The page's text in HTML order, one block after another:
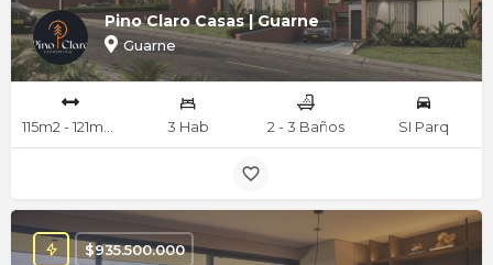
Pino Claro Casas | Guarne
Guarne
3 Hab 2 - 3 Baños SI Parq
$935.500.000